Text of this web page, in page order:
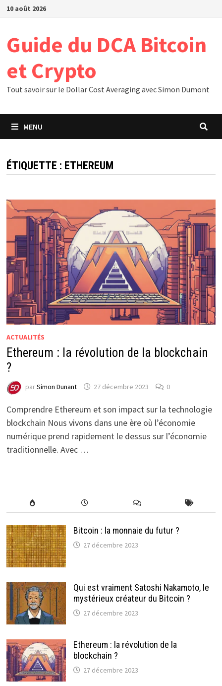
Passer
10 août 2026
Guide du DCA Bitcoin
et Crypto
Tout savoir sur le Dollar Cost Averaging avec Simon Dumont
MENU
ÉTIQUETTE : ETHEREUM
ACTUALITÉS
Ethereum : la révolution de la blockchain
?
parSimon Dunant 27 décembre 2023 0
Comprendre Ethereum et son impact sur la technologie
blockchain Nous vivons dans une ère où l’économie
numérique prend rapidement le dessus sur l’économie
traditionnelle. Avec …
Bitcoin : la monnaie du futur ?
27 décembre 2023
Qui est vraiment Satoshi Nakamoto, le
mystérieux créateur du Bitcoin ?
27 décembre 2023
Ethereum : la révolution de la
blockchain ?
27 décembre 2023